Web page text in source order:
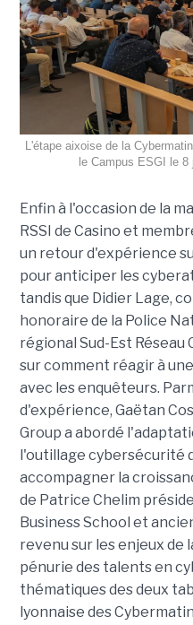
L'étape aixoise de la
le Campus ESGI le
Enfin à l'occasion de la
RSSI de Casino et
un retour d'expérience
pour anticiper les
tandis que Didier Lage,
honoraire de la Police
régional Sud-Est
sur comment réagir à
avec les enquêteurs.
d'expérience, Gaëtan
Group a abordé
l'outillage cybersécurité
accompagner la
de Patrice Chelim
Business School et
revenu sur les enjeux
pénurie des talents en
thématiques des deux
lyonnaise des